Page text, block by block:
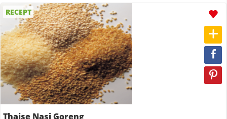
RECEPT
Thaise Nasi Goreng